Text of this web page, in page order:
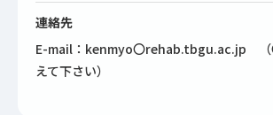
連絡先
E-mail：kenmyo〇rehab.tbgu.ac.jp （
えて下さい）